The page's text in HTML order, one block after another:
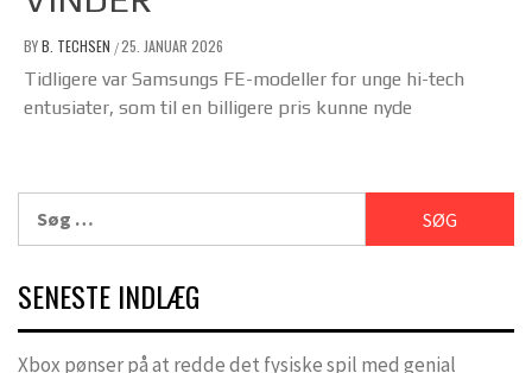
BYB. TECHSEN /25. JANUAR 2026
Tidligere var Samsungs FE-modeller for unge hi-tech
entusiater, som til en billigere pris kunne nyde
efter:
SENESTE INDLÆG
Xbox pønser på at redde det fysiske spil med genial